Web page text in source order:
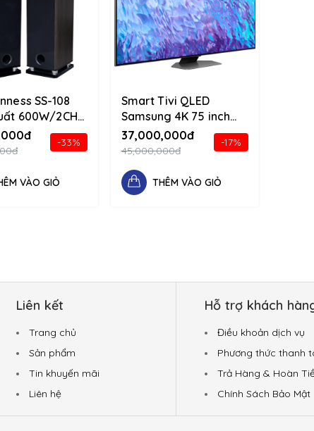
SS-108
600W/2CH
thanh chân
d-flex flex-
-33%
VÀO GIỎ
Smart Tivi QLED
Samsung 4K 75 inch
QA75Q80CAKXXV 1234
d-flex flex-column
37,000,000đ
45,000,000đ
-17%
THÊM VÀO GIỎ
Liên kết
Trang chủ
Sản phẩm
Tin khuyến mãi
Liên hệ
Hỗ trợ khách
Điều khoản dịch vụ
Phương thức thanh
Trả Hàng & Hoàn
Chính Sách Bảo Mật